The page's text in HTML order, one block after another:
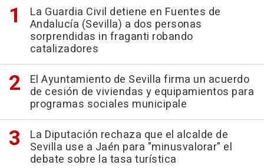
La Guardia Civil detiene en Fuentes de
Andalucía (Sevilla) a dos personas
sorprendidas in fraganti robando
catalizadores
El Ayuntamiento de Sevilla firma un acuerdo
de cesión de viviendas y equipamientos para
programas sociales municipale
La Diputación rechaza que el alcalde de
Sevilla use a Jaén para "minusvalorar" el
debate sobre la tasa turística